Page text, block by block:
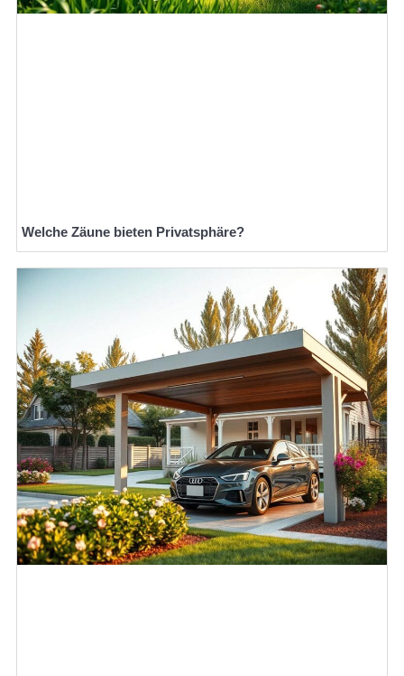
Welche Zäune bieten Privatsphäre?